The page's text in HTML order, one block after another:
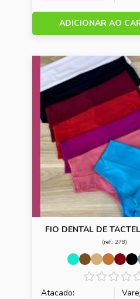
ADICIONAR AO
FIO DENTAL DE
DOBRADO
(ref.: 278)
Atacado: